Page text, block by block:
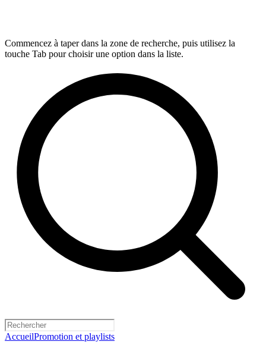
Commencez à taper dans la zone de recherche, puis utilisez la
touche Tab pour choisir une option dans la liste.
AccueilPromotion et playlists